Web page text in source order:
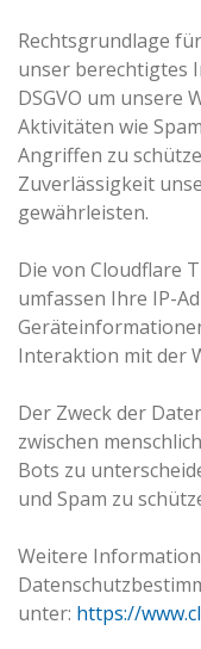
Rechtsgrundlage
unser berechtigtes
DSGVO um unsere
Aktivitäten wie
Angriffen zu
Zuverlässigkeit
gewährleisten.
Die von Cloudflare
umfassen Ihre IP-
Interaktion mit der
Der Zweck der
zwischen
Bots zu
und Spam zu
Weitere
unter: https://